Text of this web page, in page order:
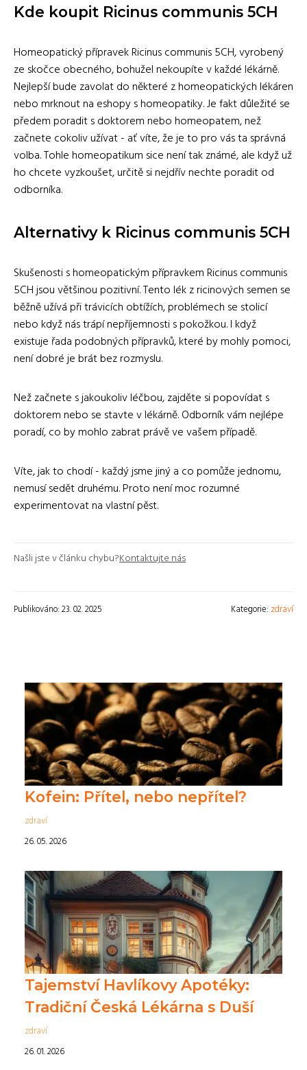
Kde koupit Ricinus communis 5CH
Homeopatický přípravek Ricinus communis 5CH, vyrobený
ze skočce obecného, bohužel nekoupíte v každé lékárně.
Nejlepší bude zavolat do některé z homeopatických lékáren
nebo mrknout na eshopy s homeopatiky. Je fakt důležité se
předem poradit s doktorem nebo homeopatem, než
začnete cokoliv užívat - ať víte, že je to pro vás ta správná
volba. Tohle homeopatikum sice není tak známé, ale když už
ho chcete vyzkoušet, určitě si nejdřív nechte poradit od
odborníka.
Alternativy k Ricinus communis 5CH
Skušenosti s homeopatickým přípravkem Ricinus communis
5CH jsou většinou pozitivní. Tento lék z ricinových semen se
běžně užívá při trávicích obtížích, problémech se stolicí
nebo když nás trápí nepříjemnosti s pokožkou. I když
existuje řada podobných přípravků, které by mohly pomoci,
není dobré je brát bez rozmyslu.
Než začnete s jakoukoliv léčbou, zajděte si popovídat s
doktorem nebo se stavte v lékárně. Odborník vám nejlépe
poradí, co by mohlo zabrat právě ve vašem případě.
Víte, jak to chodí - každý jsme jiný a co pomůže jednomu,
nemusí sedět druhému. Proto není moc rozumné
experimentovat na vlastní pěst.
Našli jste v článku chybu?Kontaktujte nás
Publikováno: 23. 02. 2025 Kategorie: zdraví
Kofein: Přítel, nebo nepřítel?
zdraví
26. 05. 2026
Tajemství Havlíkovy Apotéky:
Tradiční Česká Lékárna s Duší
zdraví
26. 01. 2026